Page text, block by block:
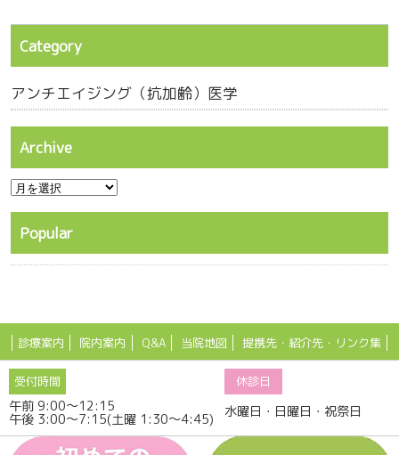
受付時間
午前 9:00～12:15
午後 3:00～7:15(土曜 1:30～4:45)
休診日
水曜日・日曜日・祝祭日
Category
アンチエイジング（抗加齢）医学
Archive
Popular
診療案内 院内案内 Q&A 当院地図 提携先・紹介先・リンク集
京都府京田辺市興戸和井田1-4 Copyright(c) SEKINISHI DENTAL
CLINIC.. All Rights Reserved.